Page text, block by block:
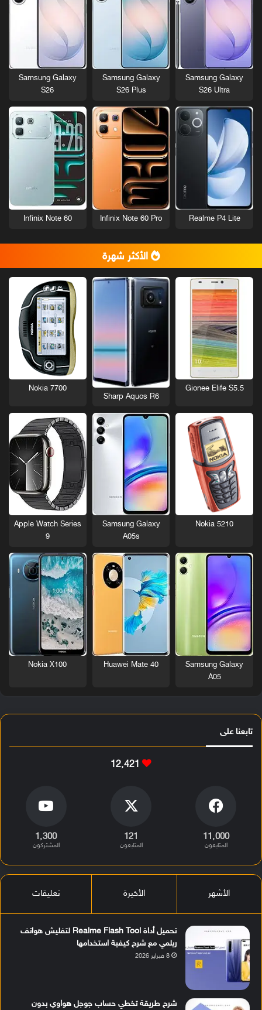
Samsung Galaxy
S26 Ultra
Samsung Galaxy
S26 Plus
Samsung Galaxy
S26
Realme P4 Lite
Infinix Note 60 Pro
Infinix Note 60
الأكثر شهرة
Gionee Elife S5.5
Sharp Aquos R6
Nokia 7700
Nokia 5210
Samsung Galaxy
A05s
Apple Watch Series
9
Samsung Galaxy
A05
Huawei Mate 40
Nokia X100
تابعنا على
12٬421
11٬000
المتابعون
121
المتابعون
1٬300
المشتركون
الأشهر الأخيرة تعليقات
تحميل أداة Realme Flash Tool لتفليش هواتف
ريلمي مع شرح كيفية استخدامها
8 فبراير 2026
شرح طريقة تخطي حساب جوجل هواوي بدون